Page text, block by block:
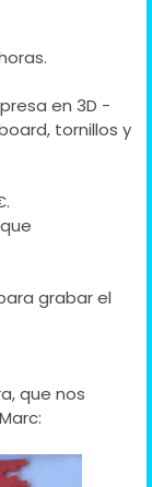
en 3D -
tornillos y
grabar el
que nos